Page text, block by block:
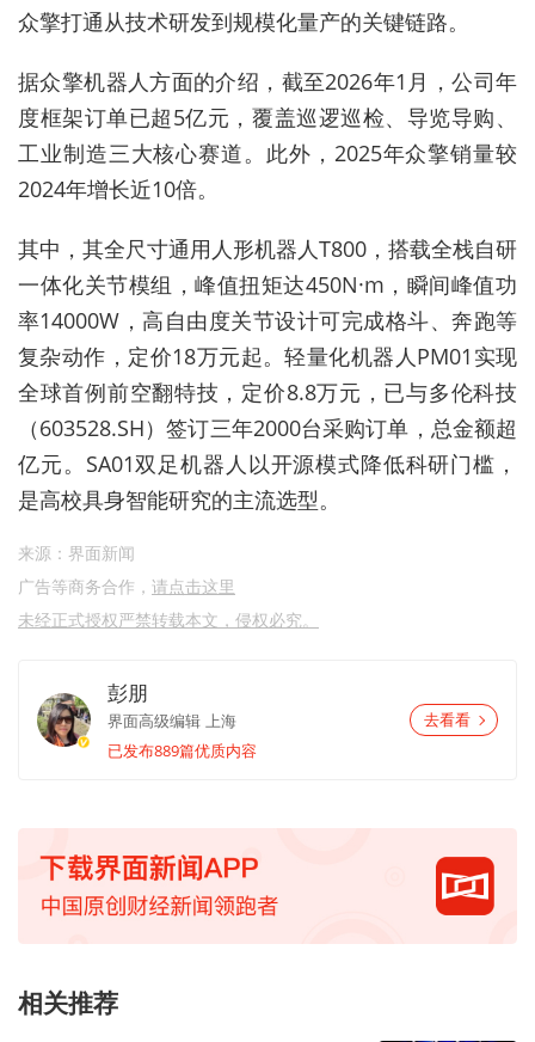
众擎打通从技术研发到规模化量产的关键链路。
据众擎机器人方面的介绍，截至2026年1 月，公司年
度框架订单已超5亿元，覆盖巡逻巡检、导览导购、
工业制造三大核心赛道。此外， 2025年众擎销量较
2024年增长近10倍。
其中，其全尺寸通用人形机器人T800 ，搭载全栈自研
一体化关节模组，峰值扭矩达450N·m ，瞬间峰值功
率14000W ，高自由度关节设计可完成格斗、奔跑等
复杂动作，定价18万元起。轻量化机器人PM01 实现
全球首例前空翻特技，定价8.8万元，已与多伦科技
（603528.SH）签订三年2000台采购订单，总金额超
亿元。 SA01双足机器人以开源模式降低科研门槛，
是高校具身智能研究的主流选型。
来源：界面新闻
广告等商务合作， 请点击这里
未经正式授权严禁转载本文，侵权必究。
彭朋
界面高级编辑 上海
已发布889篇优质内容
去看看
相关推荐